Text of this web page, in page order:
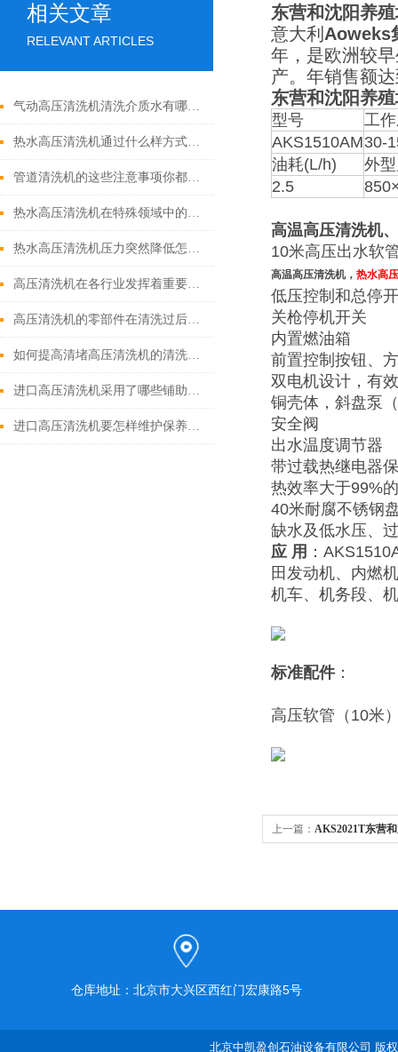
相关文章
RELEVANT ARTICLES
气动高压清洗机清洗介质水有哪些优点
热水高压清洗机通过什么样方式来实现增压呢
管道清洗机的这些注意事项你都落实到位了吗
热水高压清洗机在特殊领域中的应用
热水高压清洗机压力突然降低怎么回事
高压清洗机在各行业发挥着重要的作用
高压清洗机的零部件在清洗过后还需要注意什么
如何提高清堵高压清洗机的清洗效果？
进口高压清洗机采用了哪些铺助系统
进口高压清洗机要怎样维护保养才算合理呢
东营和沈阳养
意大利 Aoweks
年，是欧洲较
产。年销售额
东营和沈阳养
型号
工
AKS1510AM30-
油耗(L/h)
外
2.5
高温高压清洗机、
10米高压出水软
高温高压清洗机， 热水高
低压控制和总停
关枪停机开关
内置燃油箱
前置控制按钮、
双电机设计，有
铜壳体，斜盘泵
安全阀
出水温度调节器
带过载热继电器
热效率大于99%
40米耐腐不锈钢
缺水及低水压、
应 用 ：
田发动机、内燃
机车、机务段、
标准配件：
高压软管（
上一篇： AKS2021T东营
仓库地址：北京市大兴区西红门宏康路5号
北京中凯盈创石油设备有限公司 版